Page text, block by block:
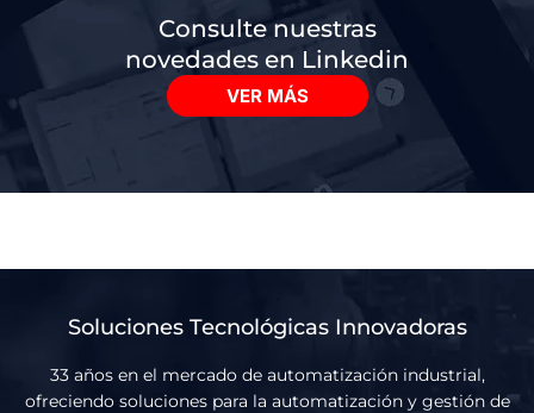
Consulte nuestras
novedades en Linkedin
VER MÁS
Soluciones Tecnológicas Innovadoras
33 años en el mercado de automatización industrial,
ofreciendo soluciones para la automatización y gestión de